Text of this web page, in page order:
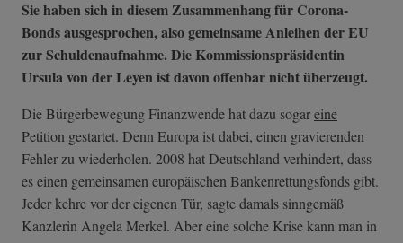
Sie haben sich in diesem Zusammenhang für Corona-
Bonds ausgesprochen, also gemeinsame Anleihen der EU
zur Schuldenaufnahme. Die Kommissionspräsidentin
Ursula von der Leyen ist davon offenbar nicht überzeugt.
Die Bürgerbewegung Finanzwende hat dazu sogareine
Petition gestartet. Denn Europa ist dabei, einen gravierenden
Fehler zu wiederholen. 2008 hat Deutschland verhindert, dass
es einen gemeinsamen europäischen Bankenrettungsfonds gibt.
Jeder kehre vor der eigenen Tür, sagte damals sinngemäß
Kanzlerin Angela Merkel. Aber eine solche Krise kann man in